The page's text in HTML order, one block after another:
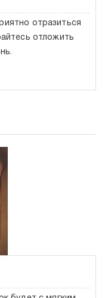
отразиться
отложить